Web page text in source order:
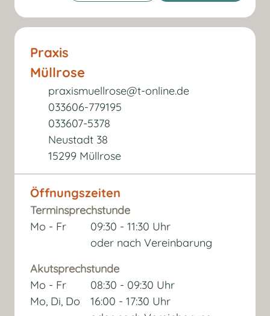
Praxis
Müllrose
praxismuellrose@t-online.de
033606-779195
033607-5378
Neustadt 38
15299 Müllrose
Öffnungszeiten
Terminsprechstunde
Mo - Fr
09:30 - 11:30 Uhr
oder nach Vereinbarung
Akutsprechstunde
Mo - Fr
08:30 - 09:30 Uhr
Mo, Di, Do
16:00 - 17:30 Uhr